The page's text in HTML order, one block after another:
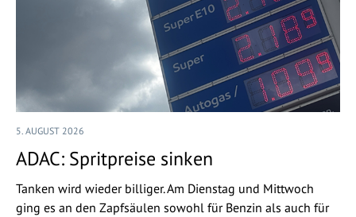
5. AUGUST 2026
ADAC: Spritpreise sinken
Tanken wird wieder billiger. Am Dienstag und Mittwoch
ging es an den Zapfsäulen sowohl für Benzin als auch für